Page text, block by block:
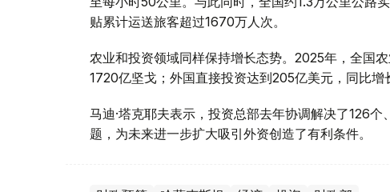
贴累计运送旅客超过1670万人次。
农业和投资领域同样保持增长态势。2025年，全国
1720亿坚戈；外国直接投资达到205亿美元，同比增
马迪·塔克耶夫表示，投资总部去年协调解决了126
题，为未来进一步扩大吸引外资创造了有利条件。